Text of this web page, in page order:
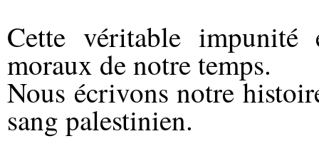
Cette véritable
moraux de notre temps.
Nous écrivons notre
sang palestinien.